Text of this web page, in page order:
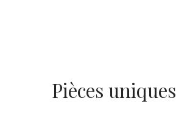
Pièces uniques